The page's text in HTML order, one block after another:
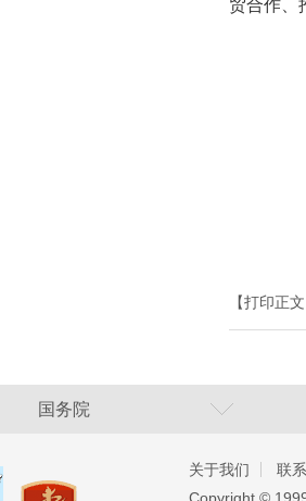
贸合作、
【打印正
国务院
关于我们
联
Copyright ©️